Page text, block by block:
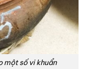
một số vi khuẩn